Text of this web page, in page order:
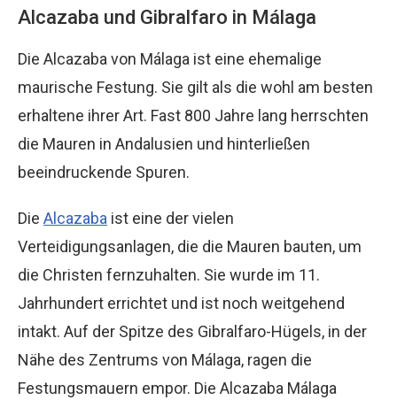
Alcazaba und Gibralfaro in Málaga
Die Alcazaba von Málaga ist eine ehemalige
maurische Festung. Sie gilt als die wohl am besten
erhaltene ihrer Art. Fast 800 Jahre lang herrschten
die Mauren in Andalusien und hinterließen
beeindruckende Spuren.
Die Alcazaba ist eine der vielen
Verteidigungsanlagen, die die Mauren bauten, um
die Christen fernzuhalten. Sie wurde im 11.
Jahrhundert errichtet und ist noch weitgehend
intakt. Auf der Spitze des Gibralfaro-Hügels, in der
Nähe des Zentrums von Málaga, ragen die
Festungsmauern empor. Die Alcazaba Málaga